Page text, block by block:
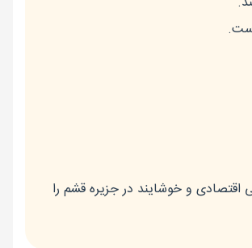
اقتصادی و خوشایند در جزیره قشم را